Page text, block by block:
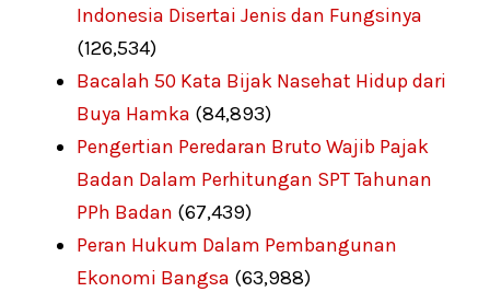
Indonesia Disertai Jenis dan Fungsinya
(126,534)
Bacalah 50 Kata Bijak Nasehat Hidup dari
Buya Hamka (84,893)
Pengertian Peredaran Bruto Wajib Pajak
Badan Dalam Perhitungan SPT Tahunan
PPh Badan (67,439)
Peran Hukum Dalam Pembangunan
Ekonomi Bangsa (63,988)